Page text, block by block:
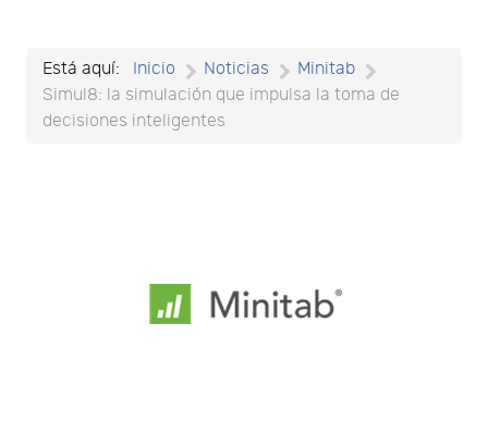
Está aquí: Inicio Noticias
Minitab
Simul8: la simulación que impulsa la toma de
decisiones inteligentes